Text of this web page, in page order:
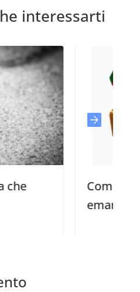
interessarti
Compassione
emarginati